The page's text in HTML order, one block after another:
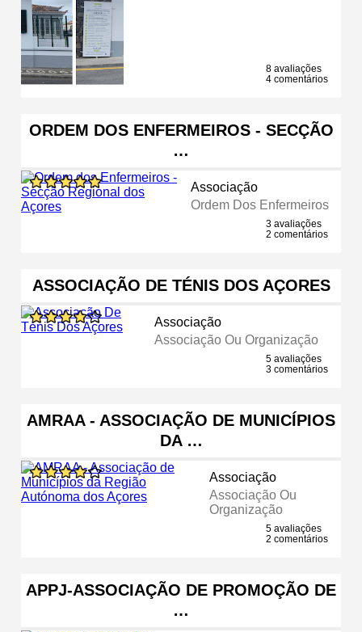
8 avaliações
4 comentários
ORDEM DOS ENFERMEIROS - SECÇÃO
…
Associação
Ordem Dos Enfermeiros
3 avaliações
2 comentários
ASSOCIAÇÃO DE TÉNIS DOS AÇORES
Associação
Associação Ou Organização
5 avaliações
3 comentários
AMRAA - ASSOCIAÇÃO DE MUNICÍPIOS
DA …
Associação
Associação Ou
Organização
5 avaliações
2 comentários
APPJ-ASSOCIAÇÃO DE PROMOÇÃO DE
…